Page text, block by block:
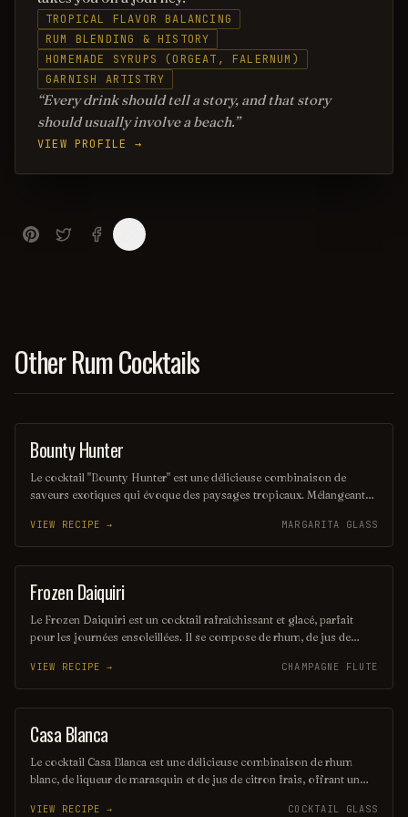
TROPICAL FLAVOR BALANCING
RUM BLENDING & HISTORY
HOMEMADE SYRUPS (ORGEAT, FALERNUM)
GARNISH ARTISTRY
Every drink should tell a story, and that story
should usually involve a beach.
VIEW PROFILE →
Other Rum Cocktails
COCKTAIL
Bounty Hunter
Le cocktail "Bounty Hunter" est une délicieuse combinaison de
saveurs exotiques qui évoque des paysages tropicaux. Mélangeant
expérience rafraîchissante et envoûtante, parfaite pour les amateurs
de cocktails d'été. Sa présentation colorée et son goût unique en
font un véritable trésor à découvrir.
VIEW RECIPE → MARGARITA GLASS
ORDINARY DRINK
Frozen Daiquiri
Le Frozen Daiquiri est un cocktail rafraîchissant et glacé, parfait
pour les journées ensoleillées. Il se compose de rhum, de jus de
pour une texture onctueuse. Servi dans un verre à cocktail, il offre
une explosion de saveurs fruitées et acidulées.
VIEW RECIPE → CHAMPAGNE FLUTE
ORDINARY DRINK
Casa Blanca
Le cocktail Casa Blanca est une délicieuse combinaison de rhum
blanc, de liqueur de marasquin et de jus de citron frais, offrant un
des saveurs exotiques et rafraîchissantes, idéal pour les soirées d'été.
VIEW RECIPE → COCKTAIL GLASS